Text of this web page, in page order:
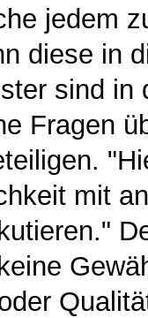
jedem
diese in
sind in
Fragen
mit